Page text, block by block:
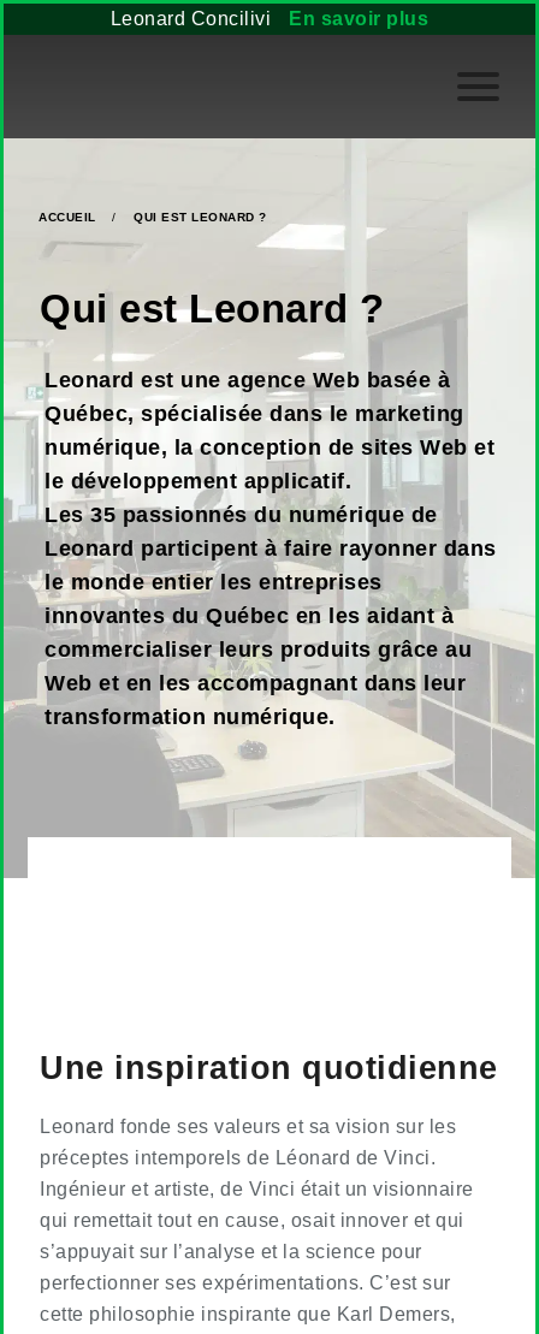
Leonard Concilivi En savoir plus
ACCUEIL / QUI EST LEONARD ?
Qui est Leonard ?
Leonard est une agence Web basée à
Québec, spécialisée dans le marketing
numérique, la conception de sites Web et
le développement applicatif.
Les 35 passionnés du numérique de
Leonard participent à faire rayonner dans
le monde entier les entreprises
innovantes du Québec en les aidant à
commercialiser leurs produits grâce au
Web et en les accompagnant dans leur
transformation numérique.
Une inspiration quotidienne
Leonard fonde ses valeurs et sa vision sur les
préceptes intemporels de Léonard de Vinci.
Ingénieur et artiste, de Vinci était un visionnaire
qui remettait tout en cause, osait innover et qui
s’appuyait sur l’analyse et la science pour
perfectionner ses expérimentations. C’est sur
cette philosophie inspirante que Karl Demers,